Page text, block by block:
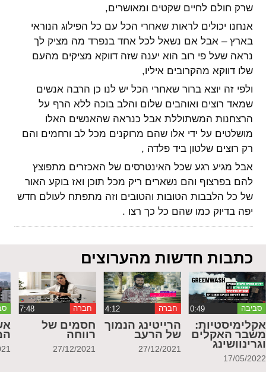
שרק חולם לחיים שקטים ומאושרים,
אנחנו יכולים לראות שאחרי הכל עם כל הפילוג הנוראי
בארץ – אבל אם נשאל לכל אחד בנפרד מה מציק לך
נראה שעל פי רוב הוא יענה שזה דווקא מציקים מהעם
שלו דווקא מהקרובים איליו,
ולפי זה יוצא ברור שאחרי הכל יש לנו כן הרבה אנשים
שמאד רוצים ואוהבים שלום והלב בוכה ללא הרף על
הרצחנות המשתוללת אבל כנראה שהאנשים האלו
מושלטים על ידי אלו שהם מרוקנים מכל לב ורחמים והם
רק רוצים שלטון ביד פלדה ,
אבל מגיע רגע שכל האינטרסים של האכזרים מתפוצץ
להם בפרצוף והם נשארים ריק מכל תוכן ואז בוקע האור
של כל הלבבות הטובות והטובים וזה מתפתח לעולם חדש
יפה בדיוק כמו שהם כל כך רצו .
כתבות חדשות מהערוצים
סביבה
אקלימיסטיות:
משבר האקלים
וגרינוושינג
17/05/2022
חברה ‏4:12
הרייטינג הנמוך
של הרעב
27/12/2021
חברה
חסמים של
רווחה
27/12/2021